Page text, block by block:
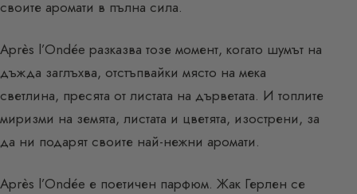
своите аромати в пълна сила.
Après l’Ondée разказва тозе момент, когато шумът на
дъжда заглъхва, отстъпвайки място на мека
светлина, пресята от листата на дърветата. И топлите
миризми на земята, листата и цветята, изострени, за
да ни подарят своите най-нежни аромати.
Après l’Ondée е поетичен парфюм. Жак Герлен се